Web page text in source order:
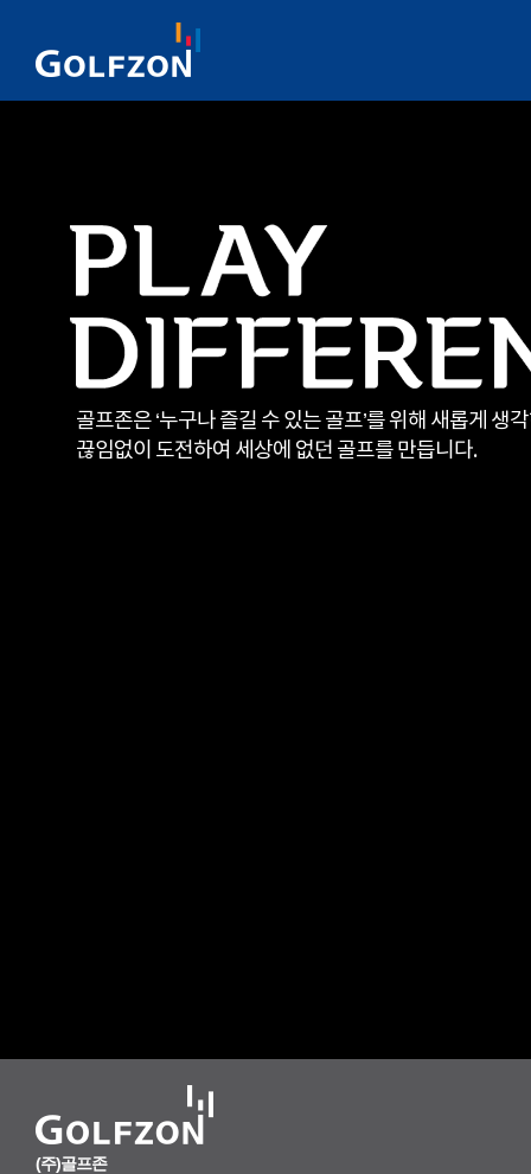
골프존은 ‘누구나 즐길 수 있는 골프’를 위해 새롭게 생
끊임없이 도전하여 세상에 없던 골프를 만듭니다.
(주)골프존